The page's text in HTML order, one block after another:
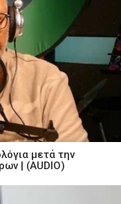
μετά την
| (AUDIO)